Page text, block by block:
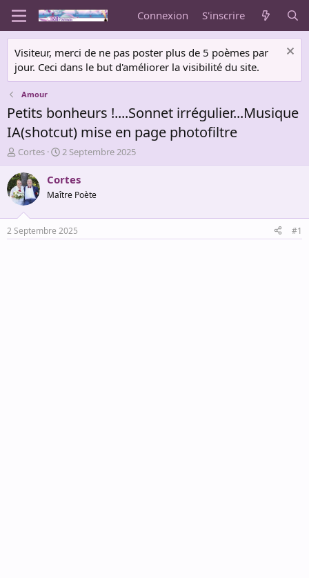
Connexion S'inscrire
Visiteur, merci de ne pas poster plus de 5 poèmes par
jour. Ceci dans le but d'améliorer la visibilité du site.
Amour
Petits bonheurs !....Sonnet irrégulier...Musique
IA(shotcut) mise en page photofiltre
A
u
t
e
u
r
d
e
Cortes
D
a
t
d
d
é
2 Septembre 2025
Cortes
Maître Poète
2 Septembre 2025 #1